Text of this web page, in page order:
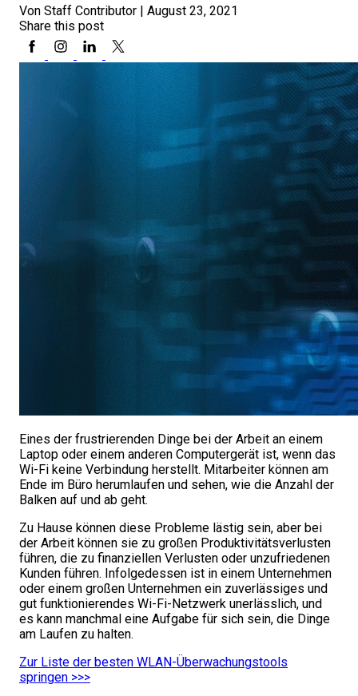
Von Staff Contributor | August 23, 2021
Share this post
Eines der frustrierenden Dinge bei der Arbeit an einem
Laptop oder einem anderen Computergerät ist, wenn das
Wi-Fi keine Verbindung herstellt. Mitarbeiter können am
Ende im Büro herumlaufen und sehen, wie die Anzahl der
Balken auf und ab geht.
Zu Hause können diese Probleme lästig sein, aber bei
der Arbeit können sie zu großen Produktivitätsverlusten
führen, die zu finanziellen Verlusten oder unzufriedenen
Kunden führen. Infolgedessen ist in einem Unternehmen
oder einem großen Unternehmen ein zuverlässiges und
gut funktionierendes Wi-Fi-Netzwerk unerlässlich, und
es kann manchmal eine Aufgabe für sich sein, die Dinge
am Laufen zu halten.
Zur Liste der besten WLAN-Überwachungstools
springen >>>